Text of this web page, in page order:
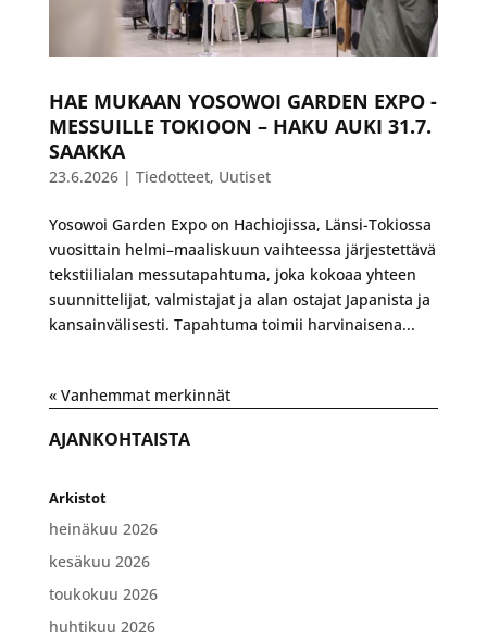
HAE MUKAAN YOSOWOI GARDEN EXPO -
MESSUILLE TOKIOON – HAKU AUKI 31.7.
SAAKKA
23.6.2026| Tiedotteet, Uutiset
Yosowoi Garden Expo on Hachiojissa, Länsi-Tokiossa
vuosittain helmi–maaliskuun vaihteessa järjestettävä
tekstiilialan messutapahtuma, joka kokoaa yhteen
suunnittelijat, valmistajat ja alan ostajat Japanista ja
kansainvälisesti. Tapahtuma toimii harvinaisena...
« Vanhemmat merkinnät
AJANKOHTAISTA
Arkistot
heinäkuu 2026
kesäkuu 2026
toukokuu 2026
huhtikuu 2026